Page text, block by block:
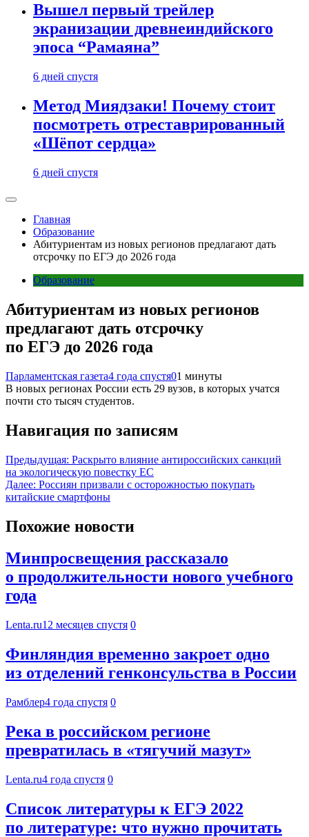
Вышел первый трейлер
экранизации древнеиндийского
эпоса “Рамаяна”
6 дней спустя
Метод Миядзаки! Почему стоит
посмотреть отреставрированный
«Шёпот сердца»
6 дней спустя
Главная
Образование
Абитуриентам из новых регионов предлагают дать
отсрочку по ЕГЭ до 2026 года
Образование
Абитуриентам из новых регионов
предлагают дать отсрочку
по ЕГЭ до 2026 года
Парламентская газета4 года спустя01 минуты
В новых регионах России есть 29 вузов, в которых учатся
почти сто тысяч студентов.
Навигация по записям
Предыдущая: Раскрыто влияние антироссийских санкций
на экологическую повестку ЕС
Далее: Россиян призвали с осторожностью покупать
китайские смартфоны
Похожие новости
Минпросвещения рассказало
о продолжительности нового учебного
года
Lenta.ru12 месяцев спустя 0
Финляндия временно закроет одно
из отделений генконсульства в России
Рамблер4 года спустя 0
Река в российском регионе
превратилась в «тягучий мазут»
Lenta.ru4 года спустя 0
Список литературы к ЕГЭ 2022
по литературе: что нужно прочитать